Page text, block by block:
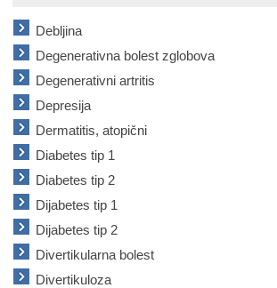
Debljina
Degenerativna bolest zglobova
Degenerativni artritis
Depresija
Dermatitis, atopični
Diabetes tip 1
Diabetes tip 2
Dijabetes tip 1
Dijabetes tip 2
Divertikularna bolest
Divertikuloza